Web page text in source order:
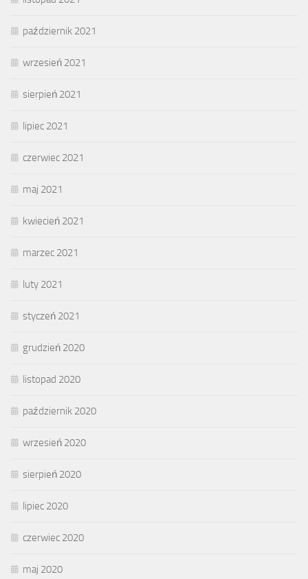
październik 2021
wrzesień 2021
sierpień 2021
lipiec 2021
czerwiec 2021
maj 2021
kwiecień 2021
marzec 2021
luty 2021
styczeń 2021
grudzień 2020
listopad 2020
październik 2020
wrzesień 2020
sierpień 2020
lipiec 2020
czerwiec 2020
maj 2020